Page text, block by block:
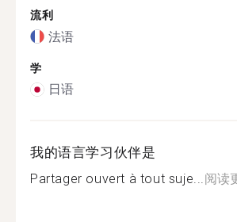
流利
法语
学
日语
我的语言学习伙伴是
Partager ouvert à tout suje...阅读